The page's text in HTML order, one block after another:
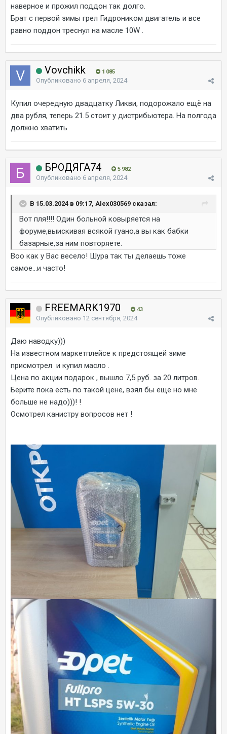
наверное и прожил поддон так долго.
Брат с первой зимы грел Гидроником двигатель и все
равно поддон треснул на масле 10W .
Vovchikk 1 085
Опубликовано 6 апреля, 2024
Купил очередную двадцатку Ликви, подорожало ещё на
два рубля, теперь 21.5 стоит у дистрибьютера. На полгода
должно хватить
БРОДЯГА74 5 982
Опубликовано 6 апреля, 2024
В 15.03.2024 в 09:17, Alex030569 сказал:
Вот пля!!!! Один больной ковыряется на
форуме,выискивая всякой гуано,а вы как бабки
базарные,за ним повторяете.
Воо как у Вас весело! Шура так ты делаешь тоже
самое...и часто!
FREEMARK1970 43
Опубликовано 12 сентября, 2024
Даю наводку)))
На известном маркетплейсе к предстоящей зиме
присмотрел и купил масло .
Цена по акции подарок , вышло 7,5 руб. за 20 литров.
Берите пока есть по такой цене, взял бы еще но мне
больше не надо)))! !
Осмотрел канистру вопросов нет !